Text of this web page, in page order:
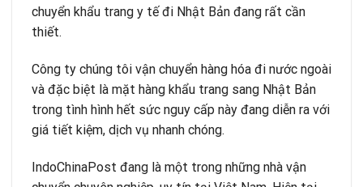
chuyển khẩu trang y tế đi Nhật Bản đang rất cần
thiết.
Công ty chúng tôi vận chuyển hàng hóa đi nước ngoài
và đặc biệt là mặt hàng khẩu trang sang Nhật Bản
trong tình hình hết sức nguy cấp này đang diễn ra với
giá tiết kiệm, dịch vụ nhanh chóng.
IndoChinaPost đang là một trong những nhà vận